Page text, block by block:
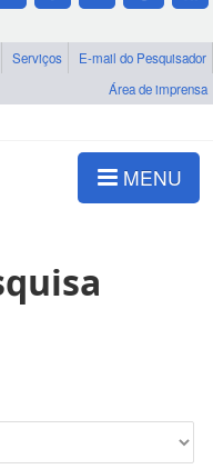
Serviços
E-mail do Pesquisador
Área de imprensa
MENU